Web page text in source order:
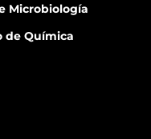
Microbiología
de Química